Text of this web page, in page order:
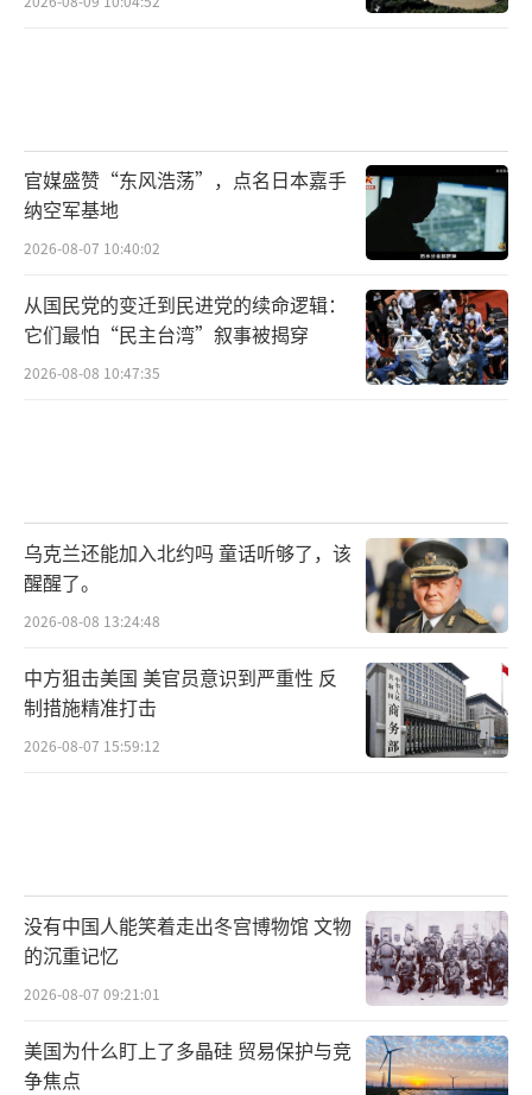
官媒盛赞“东风浩荡”，点名日本嘉手
纳空军基地
2026-08-07 10:40:02
从国民党的变迁到民进党的续命逻辑：
它们最怕“民主台湾”叙事被揭穿
2026-08-08 10:47:35
乌克兰还能加入北约吗 童话听够了，该
醒醒了。
2026-08-08 13:24:48
中方狙击美国 美官员意识到严重性 反
制措施精准打击
2026-08-07 15:59:12
没有中国人能笑着走出冬宫博物馆 文物
的沉重记忆
2026-08-07 09:21:01
美国为什么盯上了多晶硅 贸易保护与竞
争焦点